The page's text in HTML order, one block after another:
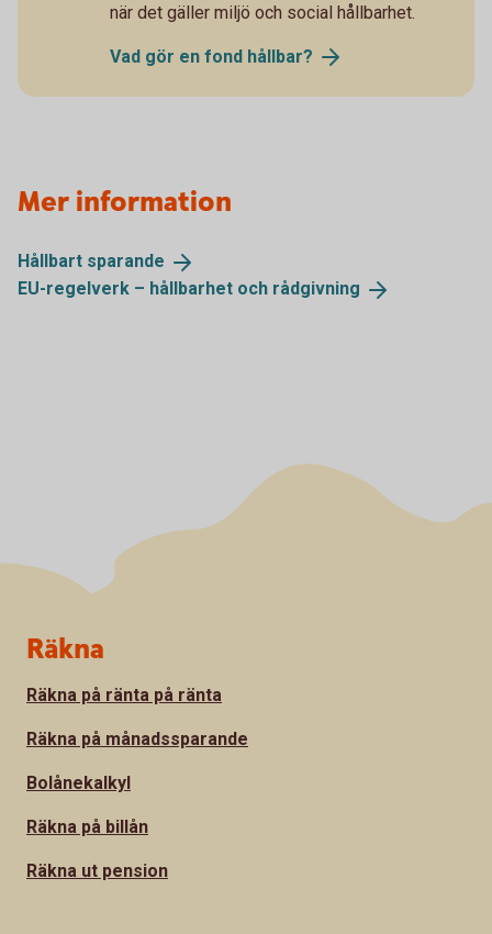
när det gäller miljö och social hållbarhet.
Vad gör en fond hållbar?
Mer information
Hållbart sparande
EU-regelverk – hållbarhet och rådgivning
Sidfot
Räkna
Räkna på ränta på ränta
Räkna på månadssparande
Bolånekalkyl
Räkna på billån
Räkna ut pension